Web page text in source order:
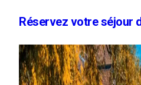
Réservez votre séjour